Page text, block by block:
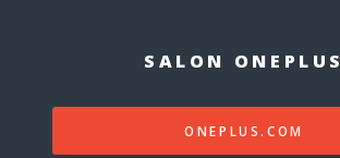
SALON ONEPLUS
ONEPLUS.COM